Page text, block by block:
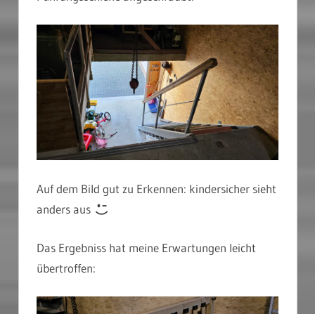
Auf dem Bild gut zu Erkennen: kindersicher sieht
anders aus
Das Ergebniss hat meine Erwartungen leicht
übertroffen: